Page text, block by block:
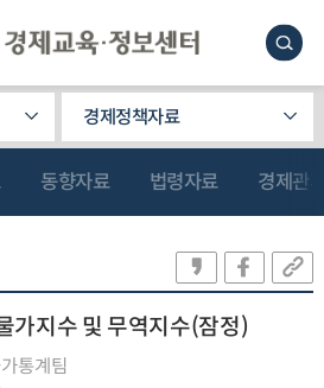
경제정책자료
동향자료 법령자료 경제관
가지수 및 무역지수(잠정)
통계팀